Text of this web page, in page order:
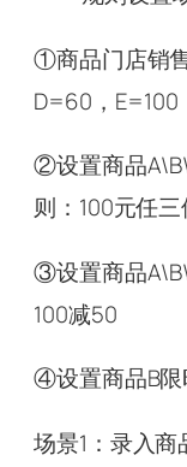
①商品门店销
D=60，E=100
②设置商品
则：100元任
③设置商品
100减50
④设置商品B
场景1：录入